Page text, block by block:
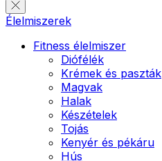
Élelmiszerek
Fitness élelmiszer
Diófélék
Krémek és paszták
Magvak
Halak
Készételek
Tojás
Kenyér és pékáru
Hús